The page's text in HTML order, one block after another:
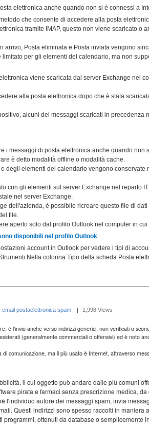
elettronica anche quando non si è connessi a
che consente di accedere alla posta
tramite IMAP, questo non viene scaricato o
arrivo, Posta eliminata e Posta inviata vengono
limitato per gli elementi del calendario, ma non
viene scaricata dal server Exchange nel
alla posta elettronica dopo che è stata
alcuni dei messaggi scaricati in precedenza
i messaggi di posta elettronica anche quando non
è detto modalità offline o modalità cache.
degli elementi del calendario vengono conservate
con gli elementi sul server Exchange nel reparto
nel server Exchange.
dell'azienda, è possibile ricreare questo file di
file.
aperto solo dal profilo Outlook nel computer in
disponibili nel profilo Outlook
account in Outlook per vedere i tipi di
Nella colonna Tipo della scheda Posta
email postaelettronica spam | 1,998 Views
è l'invio anche verso indirizzi generici, non verificati o
(generalmente commerciali o offensivi) ed è noto
comunicazione, ma il più usato è Internet, attraverso
il cui oggetto può andare dalle più comuni
pirata e farmaci senza prescrizione medica,
l'individuo autore dei messaggi spam, invia
Questi indirizzi sono spesso raccolti in maniera
ottenuti da database o semplicemente